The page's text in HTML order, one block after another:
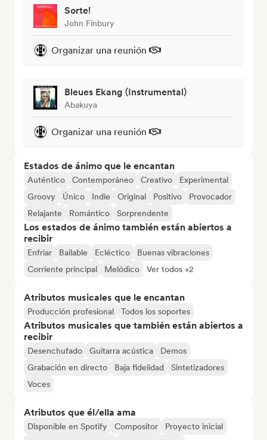
Sorte!
John Finbury
Organizar una reunión
Bleues Ekang (Instrumental)
Abakuya
Organizar una reunión
Estados de ánimo que le encantan
Auténtico Contemporáneo Creativo
Experimental
Groovy
Único Indie Original Positivo
Provocador
Relajante
Romántico Sorprendente
Los estados de ánimo también están abiertos a
recibir
Enfriar Bailable Ecléctico
Buenas vibraciones
Corriente principal
Melódico Ver todos +2
Atributos musicales que le encantan
Producción profesional Todos los soportes
Atributos musicales que también están abiertos a
recibir
Desenchufado Guitarra acústica
Demos
Grabación en directo
Baja fidelidad
Sintetizadores
Voces
Atributos que él/ella ama
Disponible en Spotify Compositor
Proyecto inicial